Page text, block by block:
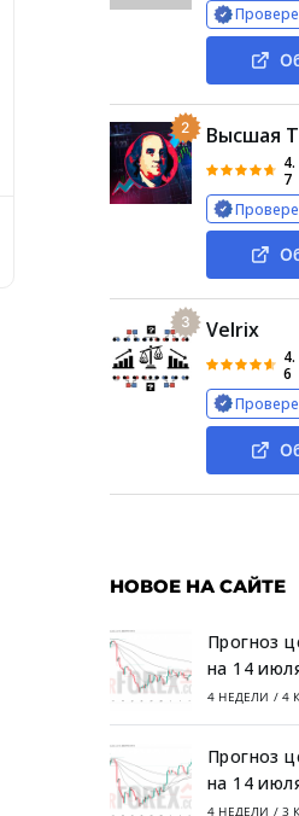
Общая информация о продуктах
2 Высшая
4.
7
3 Velrix
4.
6
НОВОЕ НА САЙТЕ
Прогноз
на 14
4 НЕДЕЛИ / 4
Прогноз
на 14
4 НЕДЕЛИ / 3